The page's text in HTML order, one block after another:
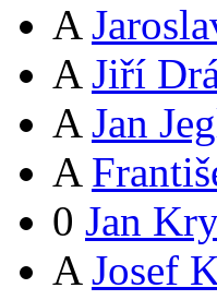
A
A Jiří
A Jan
A
0 Jan
A Josef